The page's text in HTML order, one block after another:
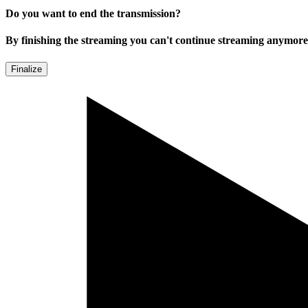
Do you want to end the transmission?
By finishing the streaming you can't continue streaming